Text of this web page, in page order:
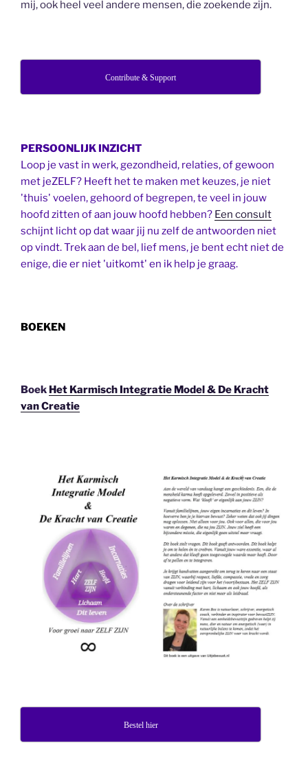
mij, ook heel veel andere mensen, die zoekende zijn.
Contribute & Support
PERSOONLIJK INZICHT
Loop je vast in werk, gezondheid, relaties, of gewoon
met jeZELF? Heeft het te maken met keuzes, je niet
'thuis' voelen, gehoord of begrepen, te veel in jouw
hoofd zitten of aan jouw hoofd hebben? Een consult
schijnt licht op dat waar jij nu zelf de antwoorden niet
op vindt. Trek aan de bel, lief mens, je bent echt niet de
enige, die er niet 'uitkomt' en ik help je graag.
BOEKEN
Boek Het Karmisch Integratie Model & De Kracht
van Creatie
Bestel hier